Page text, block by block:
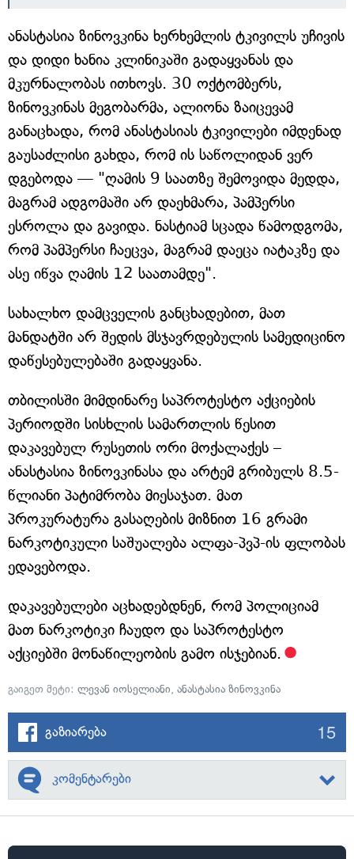
ანასტასია ზინოვკინა ხერხემლის ტკივილს უჩივის
და დიდი ხანია კლინიკაში გადაყვანას და
მკურნალობას ითხოვს. 30 ოქტომბერს,
ზინოვკინას მეგობარმა, ალიონა ზაიცევამ
განაცხადა, რომ ანასტასიას ტკივილები იმდენად
გაუსაძლისი გახდა, რომ ის საწოლიდან ვერ
დგებოდა — "ღამის 9 საათზე შემოვიდა მედდა,
მაგრამ ადგომაში არ დაეხმარა, პამპერსი
ესროლა და გავიდა. ნასტიამ სცადა წამოდგომა,
რომ პამპერსი ჩაეცვა, მაგრამ დაეცა იატაკზე და
ასე იწვა ღამის 12 საათამდე".
სახალხო დამცველის განცხადებით, მათ
მანდატში არ შედის მსჯავრდებულის სამედიცინო
დაწესებულებაში გადაყვანა.
თბილისში მიმდინარე საპროტესტო აქციების
პერიოდში სისხლის სამართლის წესით
დაკავებულ რუსეთის ორი მოქალაქეს –
ანასტასია ზინოვკინასა და არტემ გრიბულს 8.5-
წლიანი პატიმრობა მიესაჯათ. მათ
პროკურატურა გასაღების მიზნით 16 გრამი
ნარკოტიკული საშუალება ალფა-პვპ-ის ფლობას
ედავებოდა.
დაკავებულები აცხადებდნენ, რომ პოლიციამ
მათ ნარკოტიკი ჩაუდო და საპროტესტო
აქციებში მონაწილეობის გამო ისჯებიან.
გაიგეთ მეტი: ლევან იოსელიანი, ანასტასია ზინოვკინა
გაზიარება 15
კომენტარები